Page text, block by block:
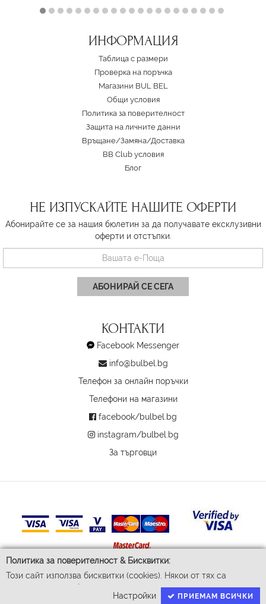
Политика за поверителност & Бисквитки:
Този сайт използва бисквитки (cookies). Някои от тях са
задължителни за функционирането му, докато други ни
помагат да подобрим Вашето преживяване. За да доставим
Настройки ПРИЕМАМ ВСИЧКИ
ИНФОРМАЦИЯ
Таблица с размери
Проверка на поръчка
Магазини BUL BEL
Oбщи условия
Политика за поверителност
Защита на личните данни
Връщане/Замяна/Доставка
BB Club условия
Блог
НЕ ИЗПУСКАЙТЕ НАШИТЕ ОФЕРТИ
Абонирайте се за нашия бюлетин за да получавате ексклузивни
оферти и отстъпки.
АБОНИРАЙ СЕ СЕГА
КОНТАКТИ
Facebook Messenger
info@bulbel.bg
Телефон за онлайн поръчки
Телефони на магазини
facebook/bulbel.bg
instagram/bulbel.bg
За търговци
© 2026 Бул-Бел ЕООД
Всички права запазени